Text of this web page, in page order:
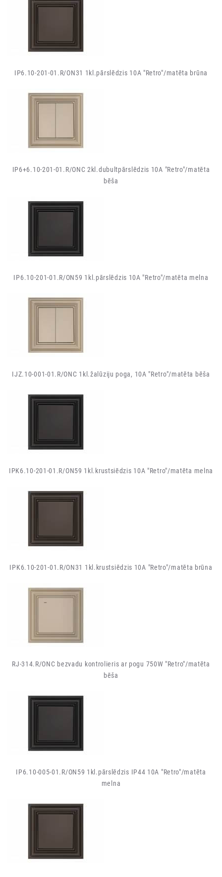
IP6.10-201-01.R/ON31 1kl.pārslēdzis 10A "Retro"/matēta brūna
IP6+6.10-201-01.R/ONC 2kl.dubultpārslēdzis 10A "Retro"/matēta
bēša
IP6.10-201-01.R/ON59 1kl.pārslēdzis 10A "Retro"/matēta melna
IJZ.10-001-01.R/ONC 1kl.žalūziju poga, 10A "Retro"/matēta bēša
IPK6.10-201-01.R/ON59 1kl.krustsiēdzis 10A "Retro"/matēta melna
IPK6.10-201-01.R/ON31 1kl.krustsiēdzis 10A "Retro"/matēta brūna
RJ-314.R/ONC bezvadu kontrolieris ar pogu 750W "Retro"/matēta
bēša
IP6.10-005-01.R/ON59 1kl.pārslēdzis IP44 10A "Retro"/matēta
melna